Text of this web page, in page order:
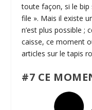
toute façon, si le
file ». Mais il existe
n’est plus possible ;
caisse, ce moment
articles sur le tapis
#7 CE